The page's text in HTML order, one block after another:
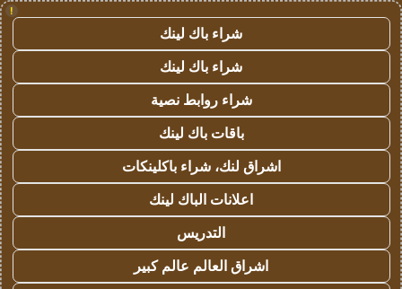
!
شراء باك لينك
شراء باك لينك
شراء روابط نصية
باقات باك لينك
اشراق لنك، شراء باكلينكات
اعلانات الباك لينك
التدريس
اشراق العالم عالم كبير